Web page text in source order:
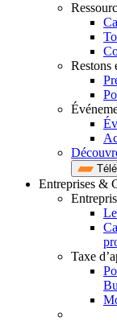
Restons
Entreprises &
Taxe